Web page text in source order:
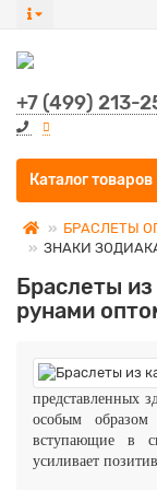
+7 (499) 213-
Все категории
Каталог товаров
БРАСЛЕТЫ
ЗНАКИ
Браслеты
рунами
представленных
особым
вступающие в
усиливает